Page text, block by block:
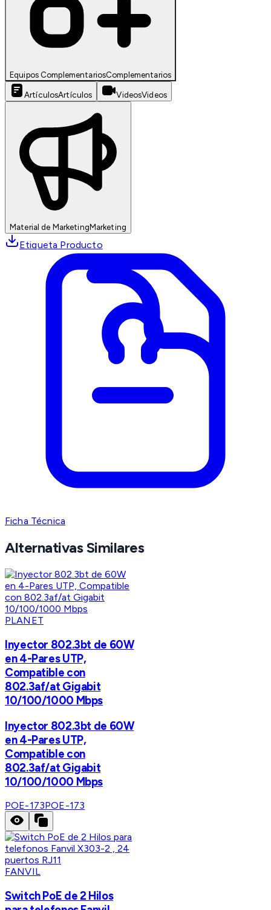
Equipos ComplementariosComplementarios
ArtículosArtículos VideosVideos
Material de MarketingMarketing
Etiqueta Producto
Ficha Técnica
Alternativas Similares
PLANET
Inyector 802.3bt de 60W
en 4-Pares UTP,
Compatible con
802.3af/at Gigabit
10/100/1000 Mbps
Inyector 802.3bt de 60W
en 4-Pares UTP,
Compatible con
802.3af/at Gigabit
10/100/1000 Mbps
POE-173POE-173
FANVIL
Switch PoE de 2 Hilos